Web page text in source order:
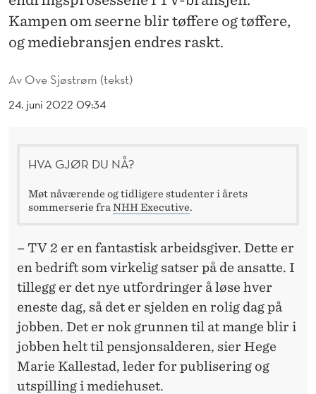
M
E
R
O
Av Ove Sjøstrøm (tekst)
24. juni 2022 09:34
Kampen om seerne blir tøffere og tøffere,
og mediebransjen endres raskt.
HVA GJØR DU NÅ?
Møt nåværende og tidligere studenter i årets
sommerserie fraNHH Executive.
– TV 2 er en fantastisk arbeidsgiver. Dette er
en bedrift som virkelig satser på de ansatte. I
tillegg er det nye utfordringer å løse hver
eneste dag, så det er sjelden en rolig dag på
jobben. Det er nok grunnen til at mange blir i
jobben helt til pensjonsalderen, sier Hege
Marie Kallestad, leder for publisering og
utspilling i mediehuset.